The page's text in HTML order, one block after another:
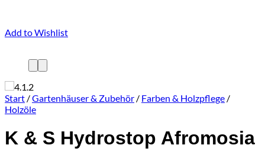
Add to Wishlist
Start /Gartenhäuser & Zubehör / Farben & Holzpflege /
Holzöle
K & S Hydrostop Afromosia